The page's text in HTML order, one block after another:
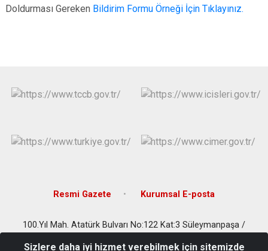
Doldurması Gereken Bildirim Formu Örneği İçin Tıklayınız.
Resmi Gazete Kurumsal E-posta
100.Yıl Mah. Atatürk Bulvarı No:122 Kat:3 Süleymanpaşa /
Sizlere daha iyi hizmet verebilmek için sitemizde